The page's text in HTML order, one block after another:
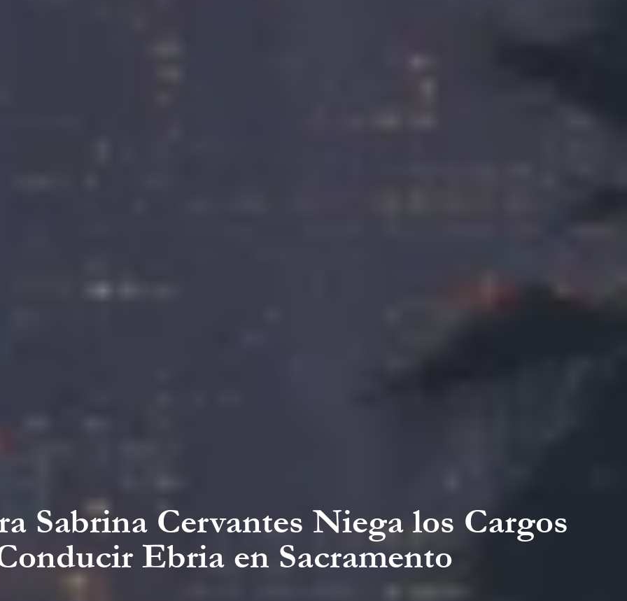
Sabrina Cervantes Niega los Cargos
Ebria en Sacramento